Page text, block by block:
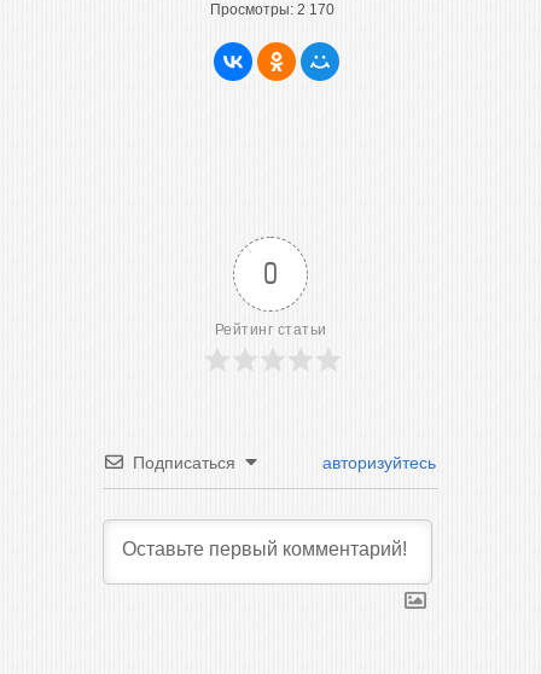
Просмотры: 2 170
0
Рейтинг статьи
Подписаться авторизуйтесь